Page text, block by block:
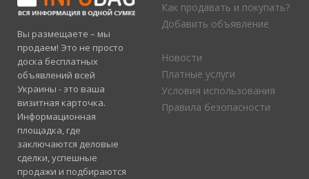
Вы размещаете – мы
продаем! Это не просто
доска бесплатных
объявлений всей
Украины - это ваша
визитная карточка.
Информационная
площадка, где
заключаются деловые
сделки, успешные
продажи и подбираются
Как продавать и покупать?
Добавить объявление
Новости
Платные услуги
Условия использования
Правила безопасности